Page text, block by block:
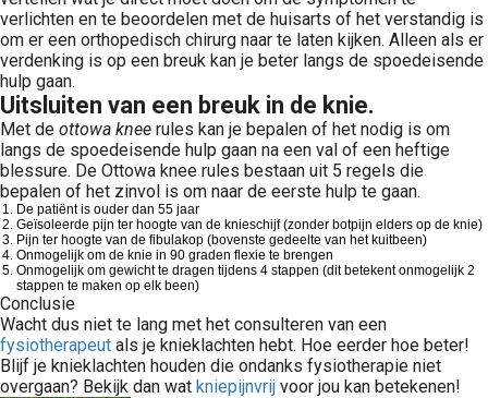
verlichten en te beoordelen met de huisarts of het verstandig is
om er een orthopedisch chirurg naar te laten kijken. Alleen als er
verdenking is op een breuk kan je beter langs de spoedeisende
hulp gaan.
Uitsluiten van een breuk in de knie.
Met de ottowa knee rules kan je bepalen of het nodig is om
langs de spoedeisende hulp gaan na een val of een heftige
blessure. De Ottowa knee rules bestaan uit 5 regels die
bepalen of het zinvol is om naar de eerste hulp te gaan.
De patiënt is ouder dan 55 jaar
Geïsoleerde pijn ter hoogte van de knieschijf (zonder botpijn elders op de knie)
Pijn ter hoogte van de fibulakop (bovenste gedeelte van het kuitbeen)
Onmogelijk om de knie in 90 graden flexie te brengen
Onmogelijk om gewicht te dragen tijdens 4 stappen (dit betekent onmogelijk 2
stappen te maken op elk been)
Conclusie
Wacht dus niet te lang met het consulteren van een
fysiotherapeut als je knieklachten hebt. Hoe eerder hoe beter!
Blijf je knieklachten houden die ondanks fysiotherapie niet
overgaan? Bekijk dan wat kniepijnvrij voor jou kan betekenen!